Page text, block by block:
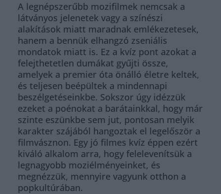
A legnépszerűbb mozifilmek nemcsak a
látványos jelenetek vagy a színészi
alakítások miatt maradnak emlékezetesek,
hanem a bennük elhangzó zseniális
mondatok miatt is. Ez a kvíz pont azokat a
felejthetetlen dumákat gyűjti össze,
amelyek a premier óta önálló életre keltek,
és teljesen beépültek a mindennapi
beszélgetéseinkbe. Sokszor úgy idézzük
ezeket a poénokat a barátainkkal, hogy már
szinte eszünkbe sem jut, pontosan melyik
karakter szájából hangoztak el legelőször a
filmvásznon. Egy jó filmes kvíz éppen ezért
kiváló alkalom arra, hogy felelevenítsük a
legnagyobb moziélményeinket, és
megnézzük, mennyire vagyunk otthon a
popkultúrában.